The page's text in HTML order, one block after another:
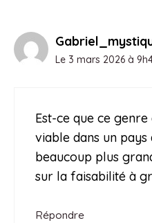
Le 3 mars 2026 à
Est-ce que ce
viable dans un
beaucoup plus
sur la faisabilité à
Répondre